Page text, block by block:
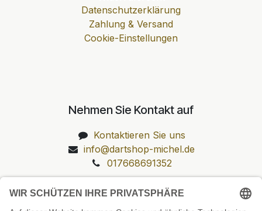
Datenschutzerklärung
Zahlung & Versand
Cookie-Einstellungen
Nehmen Sie Kontakt auf
Kontaktieren Sie uns
info@dartshop-michel.de
017668691352